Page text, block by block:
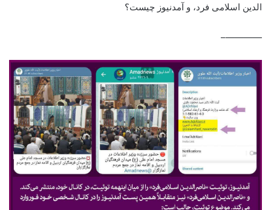
الدین اسلامی فرد، و آمدنیوز چیست؟
————–